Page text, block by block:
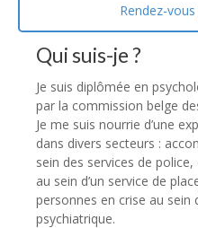
Qui suis-je ?
Je suis diplômée en
par la commission belge
Je me suis nourrie d’une
dans divers secteurs :
sein des services de
au sein d’un service de
personnes en crise au sein
psychiatrique.
Rendez-